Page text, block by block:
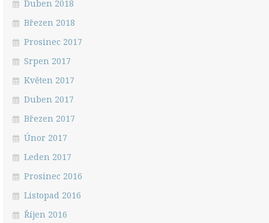
Duben 2018
Březen 2018
Prosinec 2017
Srpen 2017
Květen 2017
Duben 2017
Březen 2017
Únor 2017
Leden 2017
Prosinec 2016
Listopad 2016
Říjen 2016